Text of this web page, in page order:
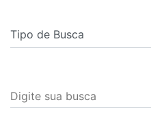
Digite sua busca